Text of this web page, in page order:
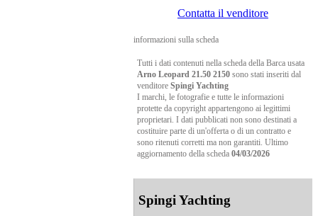
Contatta il venditore
informazioni sulla scheda
Tutti i dati contenuti nella scheda della Barca usata
Arno Leopard 21.50 2150 sono stati inseriti dal
venditore Spingi Yachting
I marchi, le fotografie e tutte le informazioni
protette da copyright appartengono ai legittimi
proprietari. I dati pubblicati non sono destinati a
costituire parte di un'offerta o di un contratto e
sono ritenuti corretti ma non garantiti. Ultimo
aggiornamento della scheda 04/03/2026
Spingi Yachting